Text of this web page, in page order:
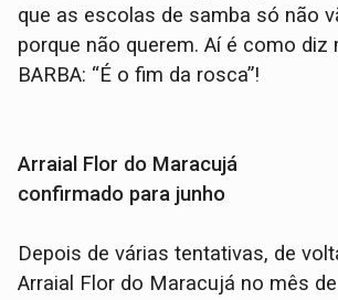
que as escolas de samba só não
porque não querem. Aí é como diz
BARBA: “É o fim da rosca”!
Arraial Flor do Maracujá
confirmado para junho
Depois de várias tentativas, de
Arraial Flor do Maracujá no mês